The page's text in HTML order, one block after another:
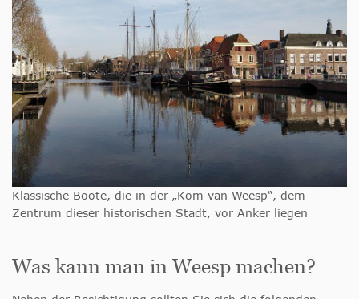
Klassische Boote, die in der „Kom van Weesp“, dem
Zentrum dieser historischen Stadt, vor Anker liegen
Was kann man in Weesp machen?